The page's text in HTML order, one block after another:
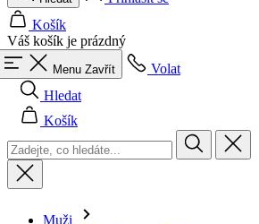
Hledat
Košík
Muži
Vše v kategorii Muži